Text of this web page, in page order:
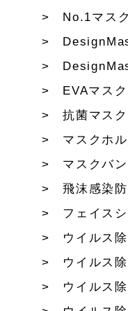
No.1マス
EVAマス
抗菌マス
マスクホ
マスクバ
飛沫感染
フェイス
ウイルス
ウイルス
ウイルス